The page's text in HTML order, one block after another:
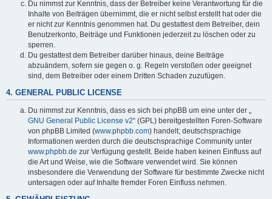
Du nimmst zur Kenntnis, dass der Betreiber keine Verantwortung für die
Inhalte von Beiträgen übernimmt, die er nicht selbst erstellt hat oder die
er nicht zur Kenntnis genommen hat. Du gestattest dem Betreiber, dein
Benutzerkonto, Beiträge und Funktionen jederzeit zu löschen oder zu
sperren.
Du gestattest dem Betreiber darüber hinaus, deine Beiträge
abzuändern, sofern sie gegen o. g. Regeln verstoßen oder geeignet
sind, dem Betreiber oder einem Dritten Schaden zuzufügen.
4. GENERAL PUBLIC LICENSE
Du nimmst zur Kenntnis, dass es sich bei phpBB um eine unter der „
GNU General Public License v2“ (GPL) bereitgestellten Foren-Software
von phpBB Limited (www.phpbb.com) handelt; deutschsprachige
Informationen werden durch die deutschsprachige Community unter
www.phpbb.de zur Verfügung gestellt. Beide haben keinen Einfluss auf
die Art und Weise, wie die Software verwendet wird. Sie können
insbesondere die Verwendung der Software für bestimmte Zwecke nicht
untersagen oder auf Inhalte fremder Foren Einfluss nehmen.